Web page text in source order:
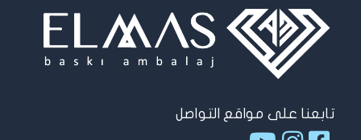
تابعنا على مواقع التواصل